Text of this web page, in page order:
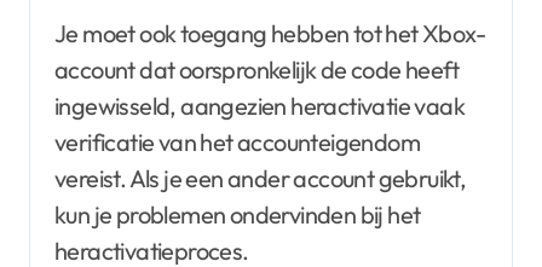
Je moet ook toegang hebben tot het Xbox-
account dat oorspronkelijk de code heeft
ingewisseld, aangezien heractivatie vaak
verificatie van het accounteigendom
vereist. Als je een ander account gebruikt,
kun je problemen ondervinden bij het
heractivatieproces.